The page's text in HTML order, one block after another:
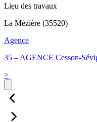
Lieu des travaux
La Mézière (35520)
Agence
35 – AGENCE Cesson-
>